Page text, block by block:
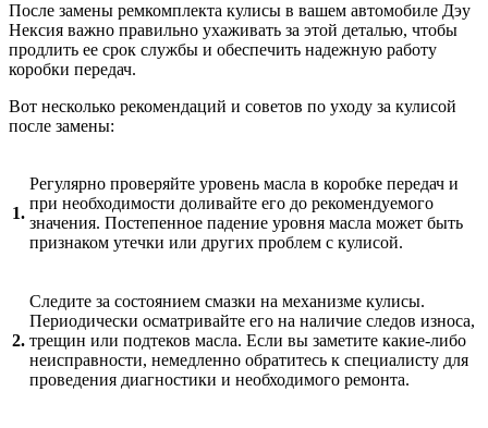
После замены ремкомплекта кулисы в вашем автомобиле Дэу
Нексия важно правильно ухаживать за этой деталью, чтобы
продлить ее срок службы и обеспечить надежную работу
коробки передач.
Вот несколько рекомендаций и советов по уходу за кулисой
после замены:
1.
Регулярно проверяйте уровень масла в коробке передач и
при необходимости доливайте его до рекомендуемого
значения. Постепенное падение уровня масла может быть
признаком утечки или других проблем с кулисой.
2.
Следите за состоянием смазки на механизме кулисы.
Периодически осматривайте его на наличие следов износа,
трещин или подтеков масла. Если вы заметите какие-либо
неисправности, немедленно обратитесь к специалисту для
проведения диагностики и необходимого ремонта.